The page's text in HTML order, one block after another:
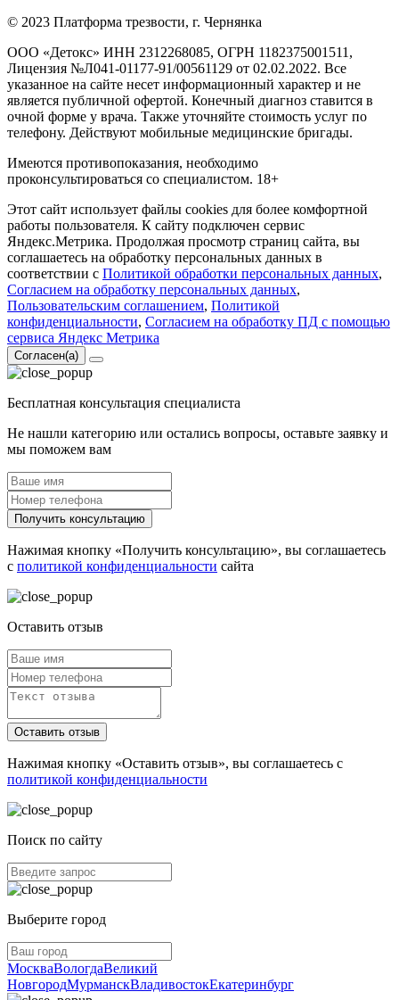
© 2023 Платформа трезвости, г. Чернянка
ООО «Детокс» ИНН 2312268085, ОГРН 1182375001511,
Лицензия №Л041-01177-91/00561129 от 02.02.2022. Все
указанное на сайте несет информационный характер и не
является публичной офертой. Конечный диагноз ставится в
очной форме у врача. Также уточняйте стоимость услуг по
телефону. Действуют мобильные медицинские бригады.
Имеются противопоказания, необходимо
проконсультироваться со специалистом. 18+
Этот сайт использует файлы cookies для более комфортной
работы пользователя. К сайту подключен сервис
Яндекс.Метрика. Продолжая просмотр страниц сайта, вы
соглашаетесь на обработку персональных данных в
соответствии с Политикой обработки персональных данных,
Согласием на обработку персональных данных,
Пользовательским соглашением, Политикой
конфиденциальности, Согласием на обработку ПД с помощью
сервиса Яндекс Метрика
Согласен(а)
Бесплатная консультация специалиста
Не нашли категорию или остались вопросы, оставьте заявку и
мы поможем вам
Получить консультацию
Нажимая кнопку «Получить консультацию», вы соглашаетесь
с политикой конфиденциальности сайта
Оставить отзыв
Оставить отзыв
Нажимая кнопку «Оставить отзыв», вы соглашаетесь с
политикой конфиденциальности
Поиск по сайту
Выберите город
МоскваВологдаВеликий
НовгородМурманскВладивостокЕкатеринбург